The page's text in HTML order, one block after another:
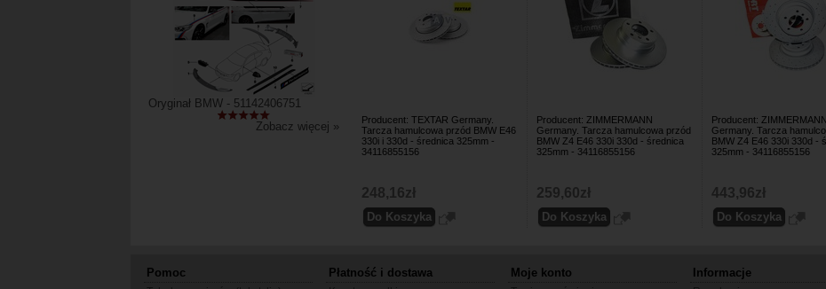
Oryginał BMW - 51142406751
Zobacz więcej »
Producent: TEXTAR Germany.
Tarcza hamulcowa przód BMW E46
330i i 330d - średnica 325mm -
34116855156
248,16zł
Producent: ZIMMERMANN
Germany. Tarcza hamulcowa przód
BMW Z4 E46 330i 330d - średnica
325mm - 34116855156
259,60zł
Producent:
Germany. Tarcza
BMW Z4 E46 330i 330d -
325mm - 34116855156
443,96zł
Pomoc Płatność i dostawa Moje konto Informacje